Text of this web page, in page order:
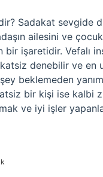
Sadakat sevgide
ailesini ve
işaretidir. Vefalı
denebilir ve en
beklemeden
bir kişi ise kalbi
ve iyi işler